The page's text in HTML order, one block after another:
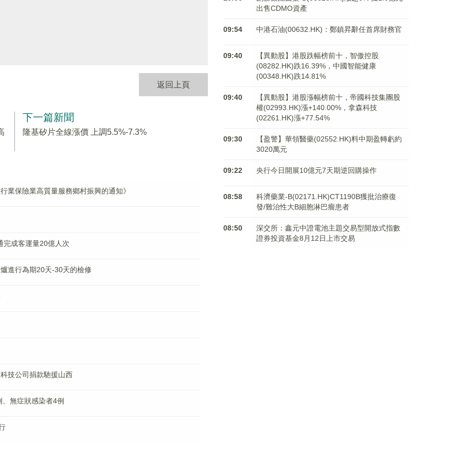
返回上頁
下一篇新聞
隆基矽片全線漲價 上調5.5%-7.3%
業保險業高質量服務鄉村振興的通知》
完成客運量20億人次
進行為期20天-30天的檢修
技公司捐款馳援山西
無症狀感染者4例
出售CDMO資產
09:54 中港石油(00632.HK)：鄭鎮昇辭任首席財務官
09:40
【異動股】港股跌幅榜前十，智傲控股
(08282.HK)跌16.39%，中國智能健康
(00348.HK)跌14.81%
09:40
【異動股】港股漲幅榜前十，帝國科技集團股
權(02993.HK)漲+140.00%，拿森科技
(02261.HK)漲+77.54%
09:30
【盈警】華領醫藥(02552.HK)料中期盈轉虧約
3020萬元
09:22 央行今日開展10億元7天期逆回購操作
08:58
科濟藥業-B(02171.HK)CT1190B獲批治療復
發/難治性大B細胞淋巴瘤患者
08:50
深交所：鑫元中證電池主題交易型開放式指數
證券投資基金8月12日上市交易